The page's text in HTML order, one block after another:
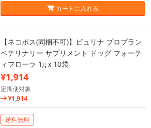
カートに入れる
【ネコポス(同梱不可)】ピュリナ プロプラン
ベテリナリー サプリメント ドッグ フォーテ
ィフローラ 1gｘ10袋
¥1,914
定期便対象
¥1,914
送料無料